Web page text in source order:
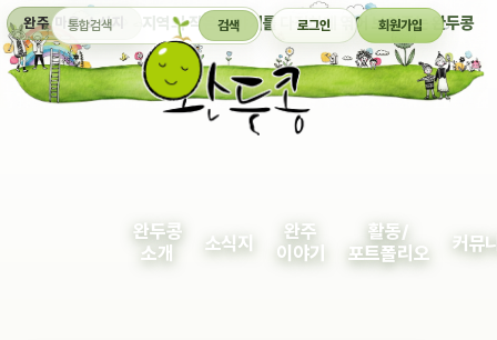
완주 마을 소식지 지역의 작은 이야기를 다정하게 엮어 보여주는 완두콩
통합검색 검색 로그인 회원가입
완두콩
소개
소식지
완주
이야기
활동/
포트폴리오
커뮤